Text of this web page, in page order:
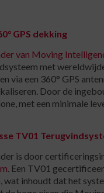
GPS dekking
van Moving
met
via een 360° GPS
Door de
met een minimale
TV01
is door
. Een TV01
wat inhoudt dat het